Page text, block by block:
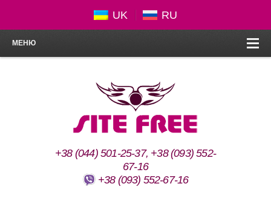
UK RU
+38 (044) 501-25-37, +38 (093) 552-
67-16
+38 (093) 552-67-16
МЕНЮ